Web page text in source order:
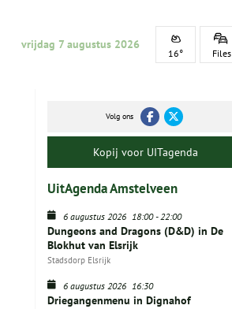
vrijdag 7 augustus 2026
16° Files
Volg ons
Kopij voor UITagenda
UitAgenda Amstelveen
6 augustus 2026 18:00-22:00
Dungeons and Dragons (D&D) in De
Blokhut van Elsrijk
Stadsdorp Elsrijk
6 augustus 2026 16:30
Driegangenmenu in Dignahof